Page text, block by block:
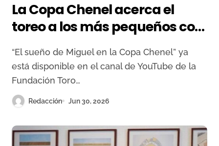
La Copa Chenel acerca el
toreo a los más pequeños con
su primer vídeo-cuento
infantil
“El sueño de Miguel en la Copa Chenel” ya
está disponible en el canal de YouTube de la
Fundación Toro…
Redacción Jun 30, 2026